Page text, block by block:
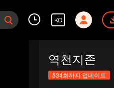
KO
역천지존
534회까지 업데이트